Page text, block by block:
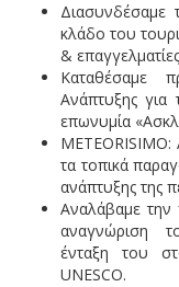
Διασυνδέσαμε
κλάδο του
&
Καταθέσαμε
Ανάπτυξης για
επωνυμία
ΜETEORISIMO:
τα τοπικά
ανάπτυξης της
Αναλάβαμε την
αναγνώριση
ένταξη του
UNESCO.